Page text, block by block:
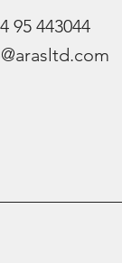
95 443044